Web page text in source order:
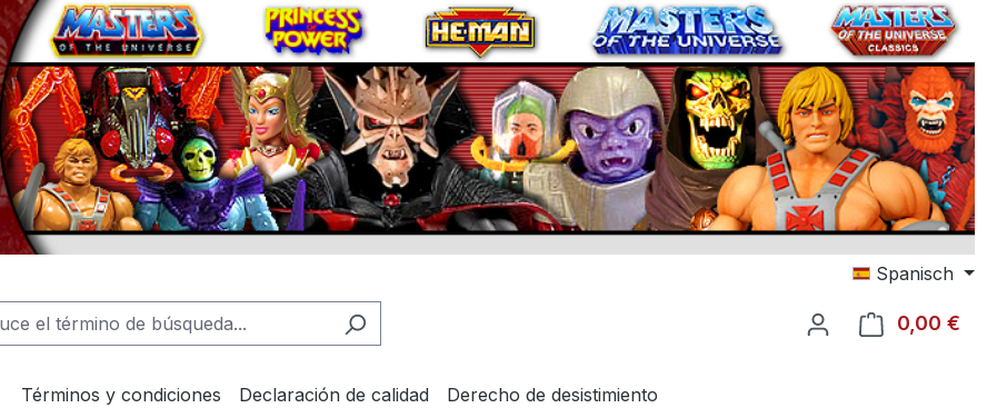
Spanisch
0,00 €
Términos y condiciones Declaración de calidad Derecho de desistimiento